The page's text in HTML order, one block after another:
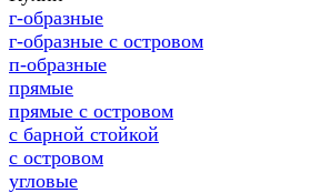
г-образные
г-образные с островом
п-образные
прямые
прямые с островом
с барной стойкой
с островом
угловые